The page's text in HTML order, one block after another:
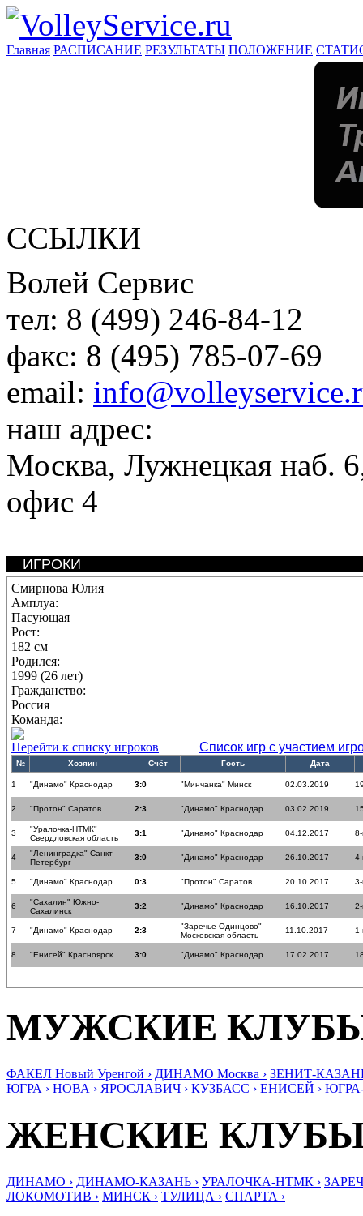
Главная РАСПИСАНИЕ РЕЗУЛЬТАТЫ ПОЛОЖЕНИЕ
ССЫЛКИ
Волей Сервис
тел: 8 (499) 246-84-12
факс: 8 (495) 785-07-69
email:
наш адрес:
Москва, Лужнецкая наб.
офис 4
ИГРОКИ
Смирнова Юлия
Амплуа:
Пасующая
Рост:
182 см
Родился:
1999 (26 лет)
Гражданство:
Россия
Команда:
Перейти к списку игроков
Список игр с участием
№ Хозяин Счёт Гость Дата
1 "Динамо" Краснодар 3:0 "Минчанка" Минск 02.03.2019
2 "Протон" Саратов 2:3 "Динамо" Краснодар 03.02.2019
3
"Уралочка-НТМК"
Свердловская область
3:1 "Динамо" Краснодар 04.12.2017
4
"Ленинградка" Санкт-
Петербург
3:0 "Динамо" Краснодар 26.10.2017
5 "Динамо" Краснодар 0:3 "Протон" Саратов 20.10.2017
6
"Сахалин" Южно-
Сахалинск
3:2 "Динамо" Краснодар 16.10.2017
7 "Динамо" Краснодар 2:3
"Заречье-Одинцово"
Московская область
11.10.2017
8 "Енисей" Красноярск 3:0 "Динамо" Краснодар 17.02.2017
МУЖСКИЕ
ФАКЕЛ Новый Уренгой › ДИНАМО Москва › ЗЕНИТ-
ЮГРА › НОВА › ЯРОСЛАВИЧ › КУЗБАСС › ЕНИСЕЙ ›
ЖЕНСКИЕ
ДИНАМО › ДИНАМО-КАЗАНЬ › УРАЛОЧКА-НТМК ›
ЛОКОМОТИВ › МИНСК › ТУЛИЦА › СПАРТА ›